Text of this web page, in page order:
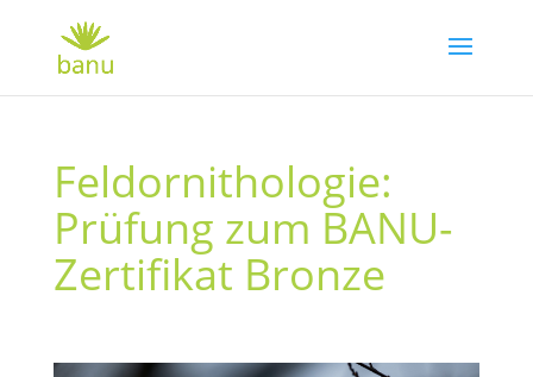
Feldornithologie:
Prüfung zum BANU-
Zertifikat Bronze